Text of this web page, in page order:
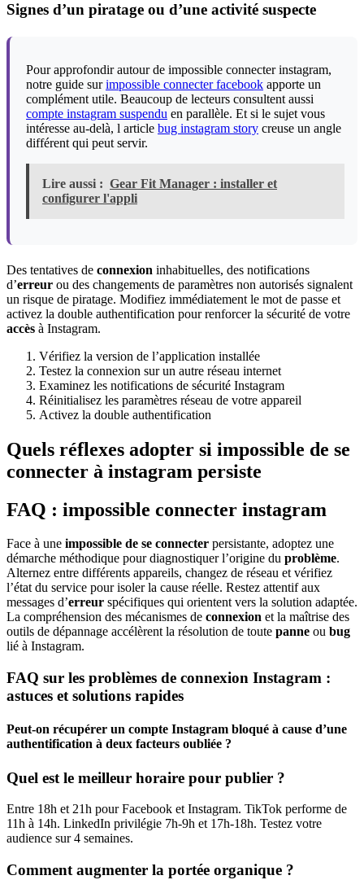
Signes d’un piratage ou d’une activité suspecte
Pour approfondir autour de impossible connecter instagram,
notre guide surimpossible connecter facebook apporte un
complément utile. Beaucoup de lecteurs consultent aussi
compte instagram suspendu en parallèle. Et si le sujet vous
intéresse au-delà, l article bug instagram story creuse un angle
différent qui peut servir.
Lire aussi : Gear Fit Manager : installer et
configurer l'appli
Des tentatives de connexion inhabituelles, des notifications
d’erreur ou des changements de paramètres non autorisés signalent
un risque de piratage. Modifiez immédiatement le mot de passe et
activez la double authentification pour renforcer la sécurité de votre
accès à Instagram.
Vérifiez la version de l’application installée
Testez la connexion sur un autre réseau internet
Examinez les notifications de sécurité Instagram
Réinitialisez les paramètres réseau de votre appareil
Activez la double authentification
Quels réflexes adopter si impossible de se
connecter à instagram persiste
FAQ : impossible connecter instagram
Face à une impossible de se connecter persistante, adoptez une
démarche méthodique pour diagnostiquer l’origine du problème.
Alternez entre différents appareils, changez de réseau et vérifiez
l’état du service pour isoler la cause réelle. Restez attentif aux
messages d’erreur spécifiques qui orientent vers la solution adaptée.
La compréhension des mécanismes de connexion et la maîtrise des
outils de dépannage accélèrent la résolution de toute panne ou bug
lié à Instagram.
FAQ sur les problèmes de connexion Instagram :
astuces et solutions rapides
Peut-on récupérer un compte Instagram bloqué à cause d’une
authentification à deux facteurs oubliée ?
Quel est le meilleur horaire pour publier ?
Entre 18h et 21h pour Facebook et Instagram. TikTok performe de
11h à 14h. LinkedIn privilégie 7h-9h et 17h-18h. Testez votre
audience sur 4 semaines.
Comment augmenter la portée organique ?